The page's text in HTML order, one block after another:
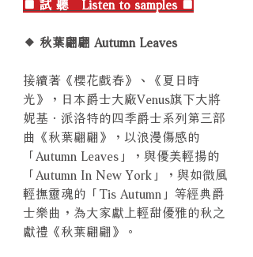
◆ 秋葉翩翩 Autumn Leaves
接續著《櫻花戲春》、《夏日時
光》，日本爵士大廠Venus旗下大將
妮基．派洛特的四季爵士系列第三部
曲《秋葉翩翩》，以浪漫傷感的
「Autumn Leaves」，與優美輕揚的
「Autumn In New York」，與如微風
輕撫靈魂的「Tis Autumn」等經典爵
士樂曲，為大家獻上輕甜優雅的秋之
獻禮《秋葉翩翩》。